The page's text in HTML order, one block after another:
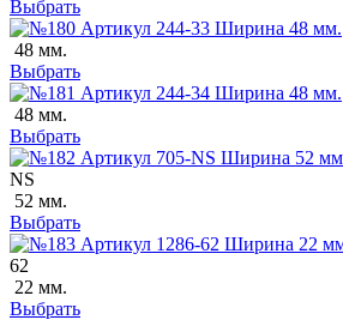
Выбрать
48 мм.
Выбрать
48 мм.
Выбрать
NS
52 мм.
Выбрать
62
22 мм.
Выбрать